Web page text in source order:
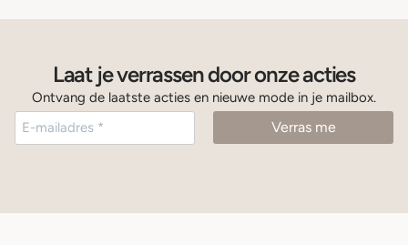
Laat je verrassen door onze acties
Ontvang de laatste acties en nieuwe mode in je mailbox.